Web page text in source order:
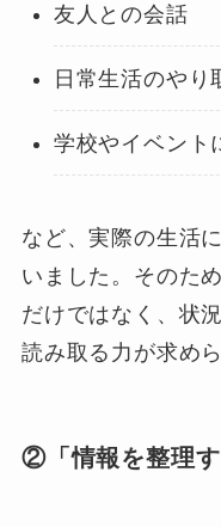
友人との会話
日常生活のやり
学校やイベント
など、実際の生活
いました。そのた
だけではなく、状
読み取る力が求め
②「情報を整理